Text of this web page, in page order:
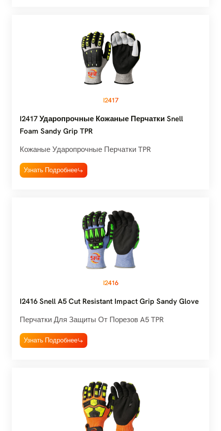
I2417
I2417 Ударопрочные Кожаные Перчатки Snell
Foam Sandy Grip TPR
Кожаные Ударопрочные Перчатки TPR
Узнать Подробнее
I2416
I2416 Snell A5 Cut Resistant Impact Grip Sandy Glove
Перчатки Для Защиты От Порезов A5 TPR
Узнать Подробнее